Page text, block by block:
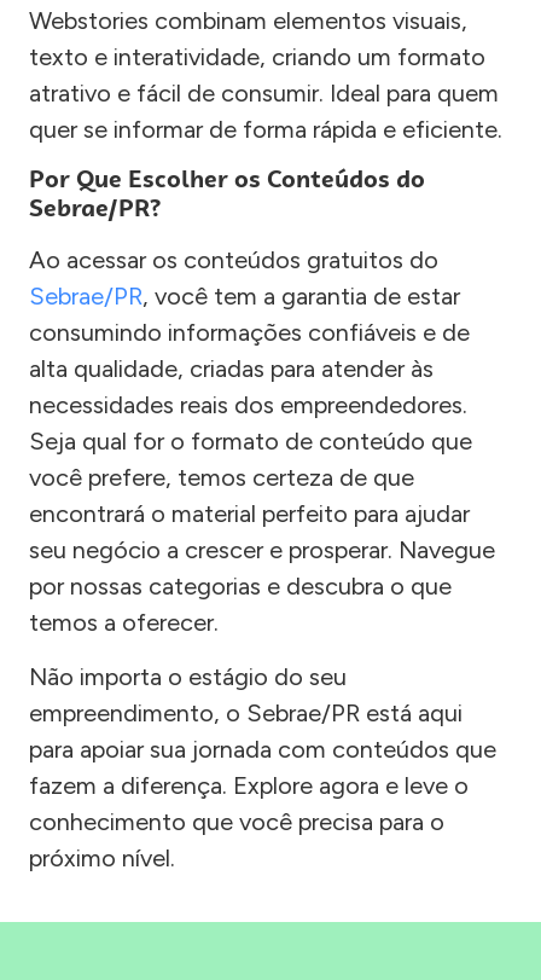
Webstories combinam elementos visuais,
texto e interatividade, criando um formato
atrativo e fácil de consumir. Ideal para quem
quer se informar de forma rápida e eficiente.
Por Que Escolher os Conteúdos do
Sebrae/PR?
Ao acessar os conteúdos gratuitos do
Sebrae/PR, você tem a garantia de estar
consumindo informações confiáveis e de
alta qualidade, criadas para atender às
necessidades reais dos empreendedores.
Seja qual for o formato de conteúdo que
você prefere, temos certeza de que
encontrará o material perfeito para ajudar
seu negócio a crescer e prosperar. Navegue
por nossas categorias e descubra o que
temos a oferecer.
Não importa o estágio do seu
empreendimento, o Sebrae/PR está aqui
para apoiar sua jornada com conteúdos que
fazem a diferença. Explore agora e leve o
conhecimento que você precisa para o
próximo nível.